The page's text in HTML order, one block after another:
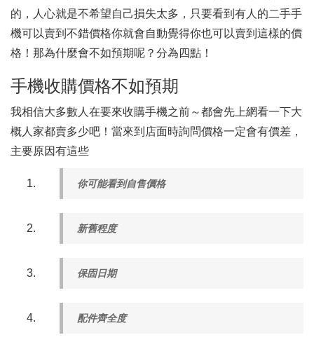
的，人心就是不希望自己損失太多，只要看到有人的二手手
機可以賣到不錯價格你就會自動覺得你也可以賣到這樣的價
格！那為什麼會不如預期呢？分為四點！
手機收購價格不如預期
我相信大多數人在要來收購手機之前～都會先上網看一下大
概人家都賣多少吧！當來到店面時詢問價格一定會有價差，
主要原因有這些
你可能看到自售價格
新舊程度
保固日期
配件齊全度